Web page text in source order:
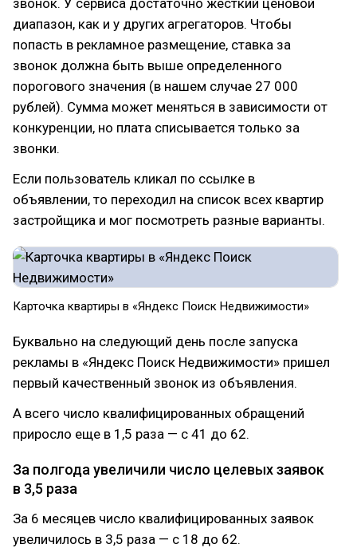
диапазон, как и у других агрегаторов. Чтобы
попасть в рекламное размещение, ставка за
звонок должна быть выше определенного
порогового значения (в нашем случае 27 000
рублей). Сумма может меняться в зависимости от
конкуренции, но плата списывается только за
звонки.
Если пользователь кликал по ссылке в
объявлении, то переходил на список всех квартир
застройщика и мог посмотреть разные варианты.
Карточка квартиры в «Яндекс Поиск Недвижимости»
Буквально на следующий день после запуска
рекламы в «Яндекс Поиск Недвижимости» пришел
первый качественный звонок из объявления.
А всего число квалифицированных обращений
приросло еще в 1,5 раза — с 41 до 62.
За полгода увеличили число целевых заявок
в 3,5 раза
За 6 месяцев число квалифицированных заявок
увеличилось в 3,5 раза — с 18 до 62.